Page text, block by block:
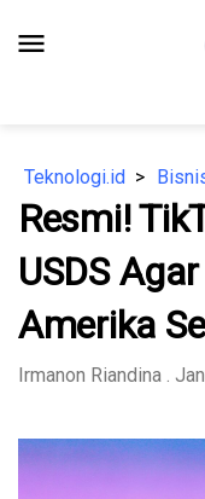
menu
Teknologi.id
Resmi!
USDS
Amerika
Irmanon Riandina .